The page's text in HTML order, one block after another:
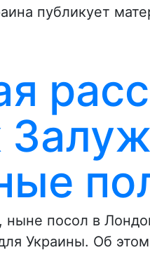
публикует
ныне посол в
Украины. Об